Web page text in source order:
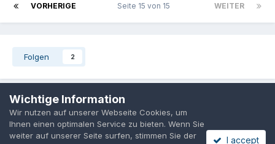
VORHERIGE WEITER
Seite 15 von 15
Folgen 2
Datenschutzerklärung Cookies
Powered by Invision Community
Wichtige Information
Wir nutzen auf unserer Webseite Cookies, um
Ihnen einen optimalen Service zu bieten. Wenn Sie
weiter auf unserer Seite surfen, stimmen Sie der
I accept